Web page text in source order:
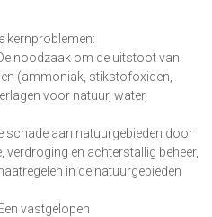
kernproblemen:
noodzaak om de uitstoot van
(ammoniak, stikstofoxiden,
voor natuur, water,
schade aan natuurgebieden door
en achterstallig beheer,
in de natuurgebieden
vastgelopen